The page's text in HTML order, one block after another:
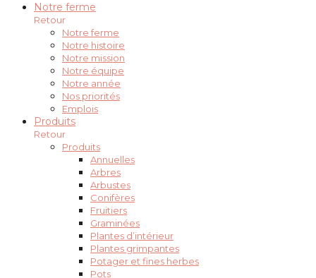
Notre ferme
Retour
Notre ferme
Notre histoire
Notre mission
Notre équipe
Notre année
Nos priorités
Emplois
Produits
Retour
Produits
Annuelles
Arbres
Arbustes
Conifères
Fruitiers
Graminées
Plantes d’intérieur
Plantes grimpantes
Potager et fines herbes
Pots